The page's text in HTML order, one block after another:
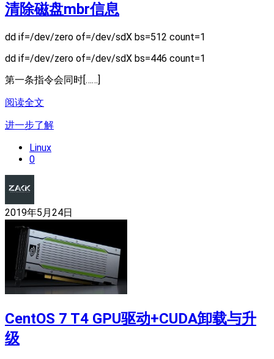
清除磁盘mbr信息
dd if=/dev/zero of=/dev/sdX bs=512 count=1
dd if=/dev/zero of=/dev/sdX bs=446 count=1
第一条指令会同时[……]
阅读全文
进一步了解
Linux
0
2019年5月24日
CentOS 7 T4 GPU驱动+CUDA卸载与升
级